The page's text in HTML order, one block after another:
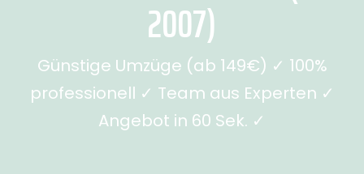
2007)
Günstige Umzüge (ab 149€) ✓ 100%
professionell ✓ Team aus Experten ✓
Angebot in 60 Sek. ✓